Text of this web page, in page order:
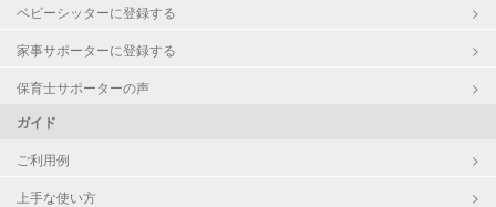
ベビーシッターに登録する
家事サポーターに登録する
保育士サポーターの声
ガイド
ご利用例
上手な使い方